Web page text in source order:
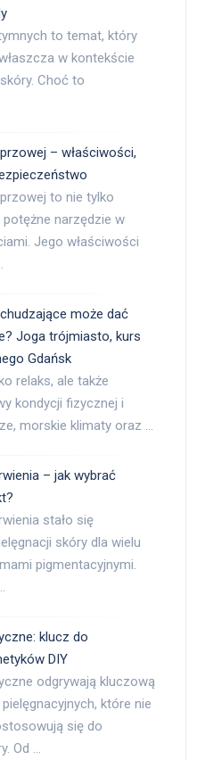
to temat, który
w kontekście
Choć to
– właściwości,
to nie tylko
narzędzie w
Jego właściwości
może dać
Joga trójmiasto, kurs
Gdańsk
relaks, ale także
kondycji fizycznej i
morskie klimaty oraz …
– jak wybrać
stało się
skóry dla wielu
pigmentacyjnymi.
klucz do
DIY
odgrywają kluczową
które nie
się do
Od …